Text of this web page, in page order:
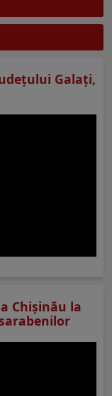
Galaţi,
Chișinău la